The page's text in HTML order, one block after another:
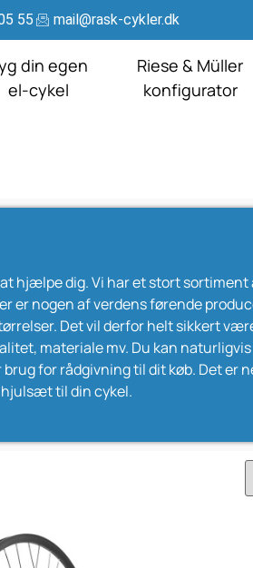
55 mail@rask-cykler.dk
din egen
el-cykel
Riese & Müller
konfigurator
hjælpe dig. Vi har et stort sortiment
er nogen af verdens førende
Det vil derfor helt sikkert
materiale mv. Du kan
for rådgivning til dit køb. Det er
til din cykel.